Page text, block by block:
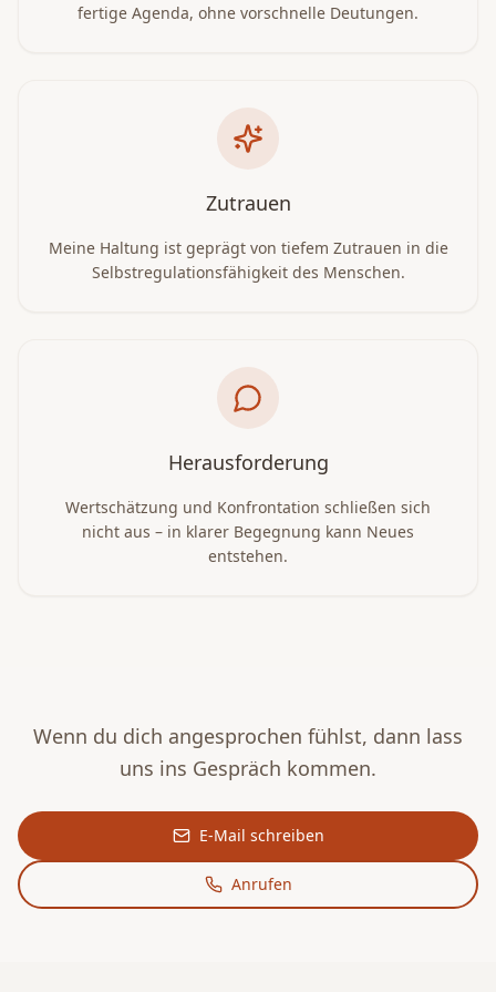
fertige Agenda, ohne vorschnelle Deutungen.
Zutrauen
Meine Haltung ist geprägt von tiefem Zutrauen in die
Selbstregulationsfähigkeit des Menschen.
Herausforderung
Wertschätzung und Konfrontation schließen sich
nicht aus – in klarer Begegnung kann Neues
entstehen.
Wenn du dich angesprochen fühlst, dann lass
uns ins Gespräch kommen.
E-Mail schreiben
Anrufen